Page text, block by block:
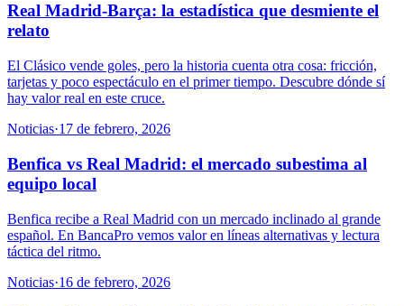
Real Madrid-Barça: la estadística que desmiente el
relato
El Clásico vende goles, pero la historia cuenta otra cosa: fricción,
tarjetas y poco espectáculo en el primer tiempo. Descubre dónde sí
hay valor real en este cruce.
Noticias·17 de febrero, 2026
Benfica vs Real Madrid: el mercado subestima al
equipo local
Benfica recibe a Real Madrid con un mercado inclinado al grande
español. En BancaPro vemos valor en líneas alternativas y lectura
táctica del ritmo.
Noticias·16 de febrero, 2026